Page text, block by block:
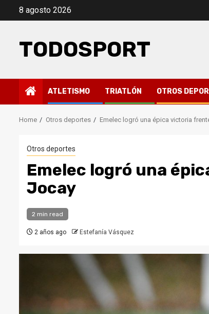
8 agosto 2026
TODOSPORT
ATLETISMO TRIATLÓN OTROS
Home Otros deportes Emelec logró una épica victoria
Otros deportes
Emelec logró una
Jocay
2 min read
2 años ago Estefanía Vásquez